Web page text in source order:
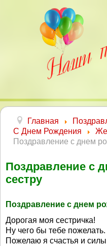
Главная
С Днем Рождения
Поздравление с днем
Поздравление с
сестру
Поздравление с днем
Дорогая моя сестричка!
Ну чего бы тебе пожелать.
Пожелаю я счастья и силы